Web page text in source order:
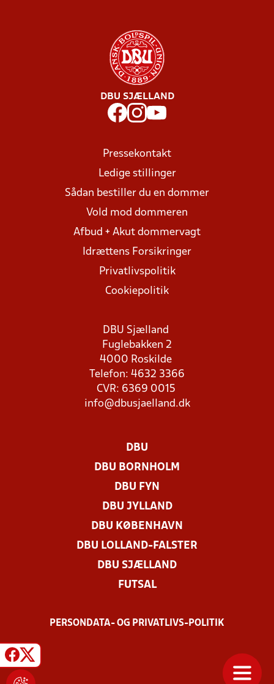
DBU SJÆLLAND
Pressekontakt
Ledige stillinger
Sådan bestiller du en dommer
Vold mod dommeren
Afbud + Akut dommervagt
Idrættens Forsikringer
Privatlivspolitik
Cookiepolitik
DBU Sjælland
Fuglebakken 2
4000 Roskilde
Telefon: 4632 3366
CVR: 6369 0015
info@dbusjaelland.dk
DBU
DBU BORNHOLM
DBU FYN
DBU JYLLAND
DBU KØBENHAVN
DBU LOLLAND-FALSTER
DBU SJÆLLAND
FUTSAL
PERSONDATA- OG PRIVATLIVS-POLITIK